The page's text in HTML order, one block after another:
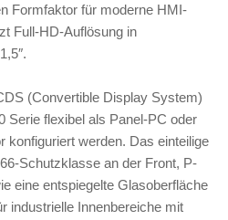
Formfaktor für moderne HMI-
Full-HD-Auflösung in
(Convertible Display System)
Serie flexibel als Panel-PC oder
konfiguriert werden. Das einteilige
Schutzklasse an der Front, P-
eine entspiegelte Glasoberfläche
industrielle Innenbereiche mit